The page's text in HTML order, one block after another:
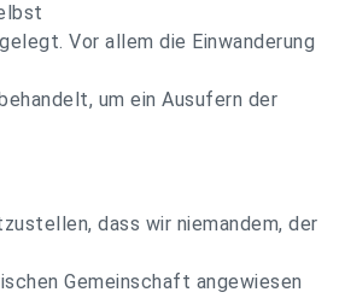
Vor allem die Einwanderung
um ein Ausufern der
dass wir niemandem, der
Gemeinschaft angewiesen